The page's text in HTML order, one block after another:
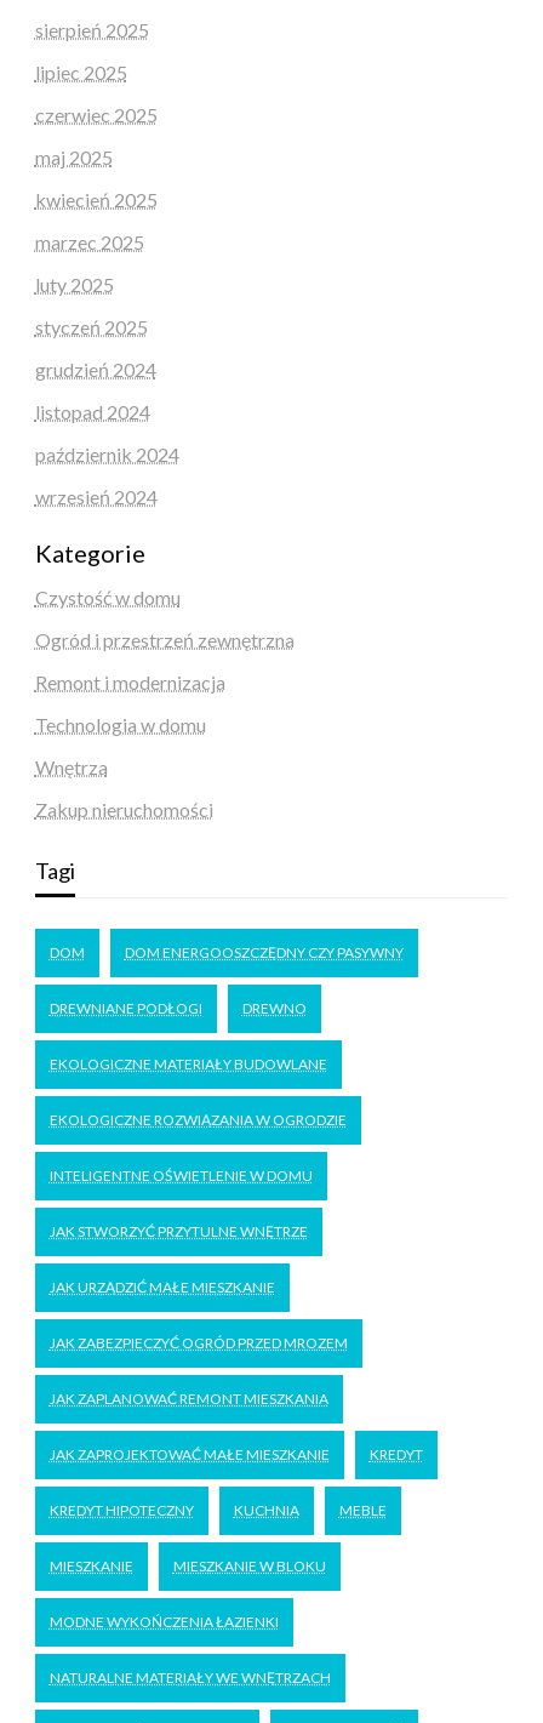
sierpień 2025
lipiec 2025
czerwiec 2025
maj 2025
kwiecień 2025
marzec 2025
luty 2025
styczeń 2025
grudzień 2024
listopad 2024
październik 2024
wrzesień 2024
Kategorie
Czystość w domu
Ogród i przestrzeń zewnętrzna
Remont i modernizacja
Technologia w domu
Wnętrza
Zakup nieruchomości
Tagi
DOM DOM ENERGOOSZCZĘDNY CZY PASYWNY
DREWNIANE PODŁOGI DREWNO
EKOLOGICZNE MATERIAŁY BUDOWLANE
EKOLOGICZNE ROZWIĄZANIA W OGRODZIE
INTELIGENTNE OŚWIETLENIE W DOMU
JAK STWORZYĆ PRZYTULNE WNĘTRZE
JAK URZĄDZIĆ MAŁE MIESZKANIE
JAK ZABEZPIECZYĆ OGRÓD PRZED MROZEM
JAK ZAPLANOWAĆ REMONT MIESZKANIA
JAK ZAPROJEKTOWAĆ MAŁE MIESZKANIE KREDYT
KREDYT HIPOTECZNY KUCHNIA MEBLE
MIESZKANIE MIESZKANIE W BLOKU
MODNE WYKOŃCZENIA ŁAZIENKI
NATURALNE MATERIAŁY WE WNĘTRZACH